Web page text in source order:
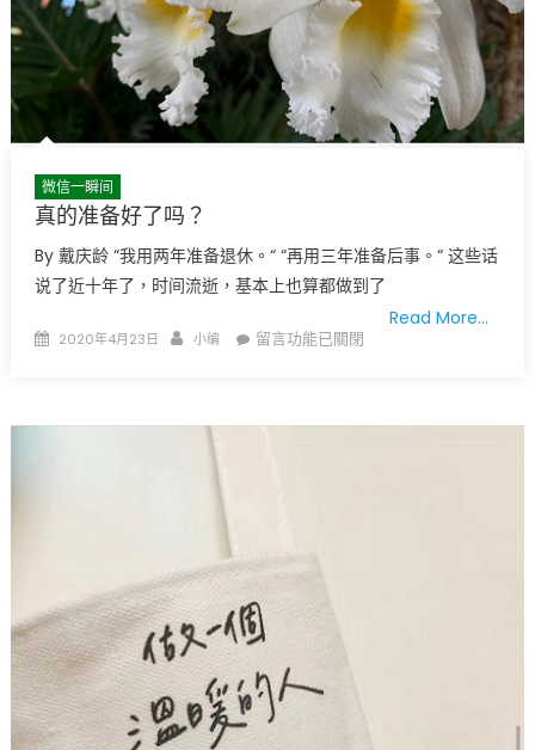
微信一瞬间
真的准备好了吗？
By 戴庆龄 “我用两年准备退休。“ “再用三年准备后事。“ 这些话
说了近十年了，时间流逝，基本上也算都做到了
Read More…
Posted
2020年4月23日 Author
小编
在
留言功能已關閉